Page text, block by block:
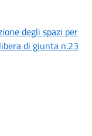
degli spazi per
di giunta n.23